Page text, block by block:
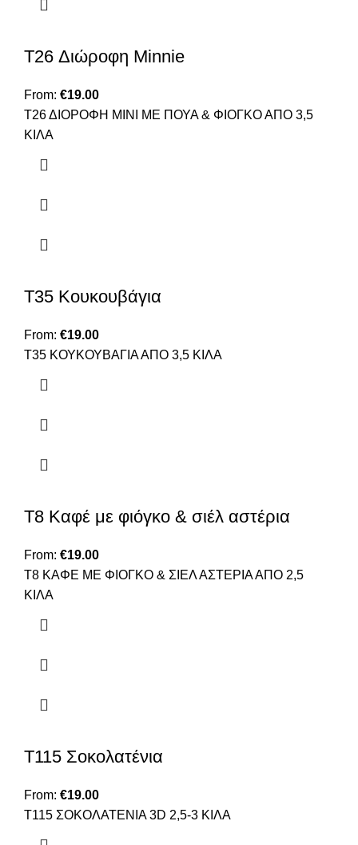
T26 Διώροφη Minnie
From: €19.00
Τ26 ΔΙΟΡΟΦΗ ΜΙΝΙ ΜΕ ΠΟΥΑ & ΦΙΟΓΚΟ ΑΠΟ 3,5
ΚΙΛΑ
T35 Κουκουβάγια
From: €19.00
Τ35 ΚΟΥΚΟΥΒΑΓΙΑ ΑΠΟ 3,5 ΚΙΛΑ
T8 Καφέ με φιόγκο & σιέλ αστέρια
From: €19.00
T8 ΚΑΦΕ ΜΕ ΦΙΟΓΚΟ & ΣΙΕΛ ΑΣΤΕΡΙΑ ΑΠΟ 2,5
ΚΙΛΑ
Τ115 Σοκολατένια
From: €19.00
Τ115 ΣΟΚΟΛΑΤΕΝΙΑ 3D 2,5-3 ΚΙΛΑ